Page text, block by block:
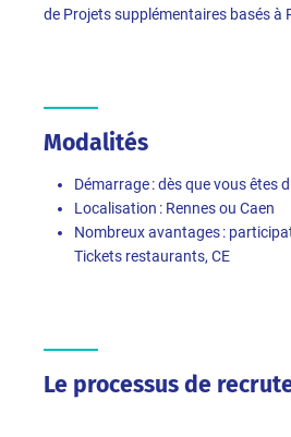
de Projets supplémentaires basés à
Modalités
Démarrage : dès que vous êtes
Localisation : Rennes ou Caen
Nombreux avantages :
Tickets restaurants, CE
Le processus de